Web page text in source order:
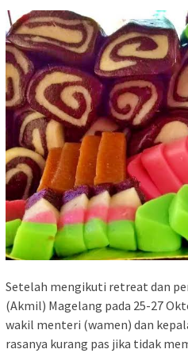
Setelah mengikuti retreat dan
(Akmil) Magelang pada 25-27
wakil menteri (wamen) dan
rasanya kurang pas jika tidak